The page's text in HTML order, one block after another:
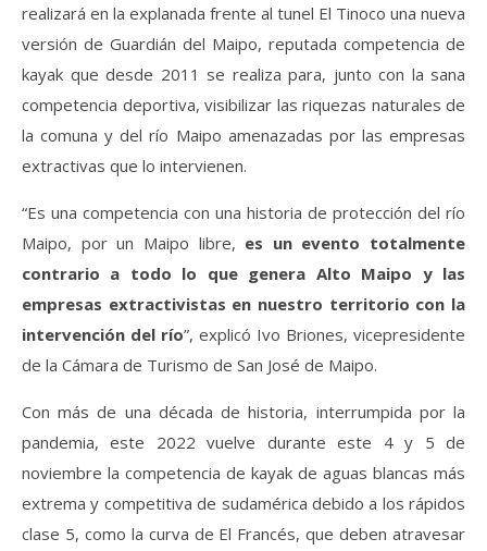
realizará en la explanada frente al tunel El Tinoco una nueva
versión de Guardián del Maipo, reputada competencia de
kayak que desde 2011 se realiza para, junto con la sana
competencia deportiva, visibilizar las riquezas naturales de
la comuna y del río Maipo amenazadas por las empresas
extractivas que lo intervienen.
“Es una competencia con una historia de protección del río
Maipo, por un Maipo libre, es un evento totalmente
contrario a todo lo que genera Alto Maipo y las
empresas extractivistas en nuestro territorio con la
intervención del río”, explicó Ivo Briones, vicepresidente
de la Cámara de Turismo de San José de Maipo.
Con más de una década de historia, interrumpida por la
pandemia, este 2022 vuelve durante este 4 y 5 de
noviembre la competencia de kayak de aguas blancas más
extrema y competitiva de sudamérica debido a los rápidos
clase 5, como la curva de El Francés, que deben atravesar